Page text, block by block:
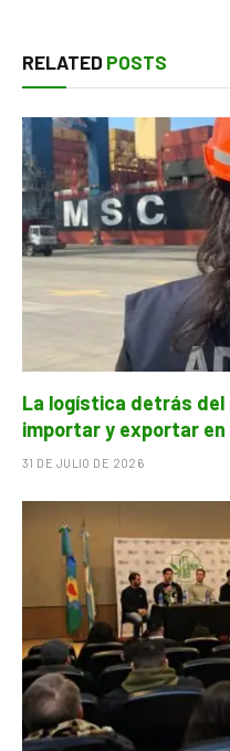
RELATED POSTS
La logística detrás
importar y exportar
31 DE JULIO DE 2026